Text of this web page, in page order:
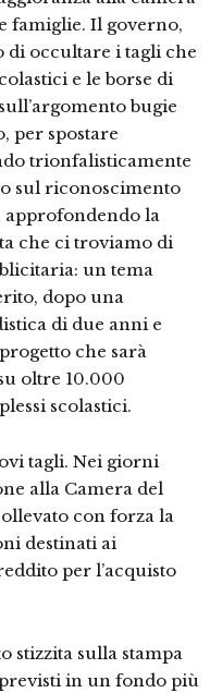
famiglie. Il governo,
di occultare i tagli che
e le borse di
bugie
per spostare
trionfalisticamente
sul riconoscimento
approfondendo la
che ci troviamo di
un tema
dopo una
di due anni e
che sarà
oltre 10.000
scolastici.
tagli. Nei giorni
alla Camera del
con forza la
destinati ai
per l’acquisto
stizzita sulla stampa
in un fondo più